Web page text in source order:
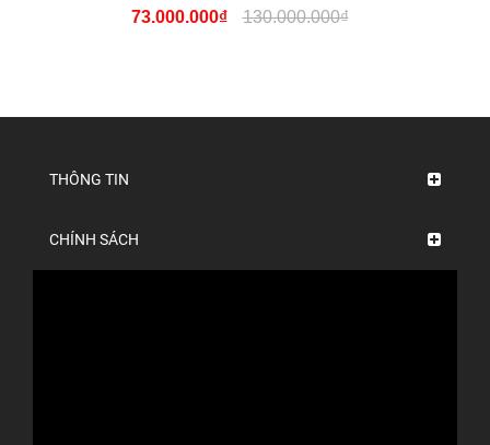
73.000.000₫ 130.000.000₫
THÔNG TIN
CHÍNH SÁCH